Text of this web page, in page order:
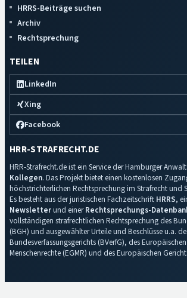
HRRS-Beiträge suchen
Archiv
Rechtsprechung
TEILEN
LinkedIn
Xing
Facebook
HRR-STRAFRECHT.DE
HRR-Strafrecht.de ist ein Service der Hamburger
Kollegen. Das Projekt bietet einen kostenlosen
höchstrichterlichen Rechtsprechung im Strafrecht und
Es besteht aus der juristischen Fachzeitschrift HRRS,
Newsletterund einerRechtsprechungs-
vollständigen strafrechtlichen Rechtsprechung des
(BGH) und ausgewählter Urteile und Beschlüsse u.a.
Bundesverfassungsgerichts (BVerfG), des
Menschenrechte (EGMR) und des Europäischen